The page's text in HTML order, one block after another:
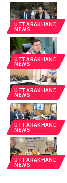
UTTARAKHAND
NEWS
UTTARAKHAND
NEWS
UTTARAKHAND
NEWS
UTTARAKHAND
NEWS
UTTARAKHAND
NEWS